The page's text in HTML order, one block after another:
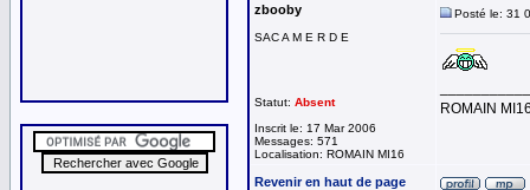
zbooby
SAC A M E R D E
Statut: Absent
Inscrit le: 17 Mar 2006
Messages: 571
Localisation: ROMAIN MI16
Posté le: 31
ROMAIN
Revenir en haut de page